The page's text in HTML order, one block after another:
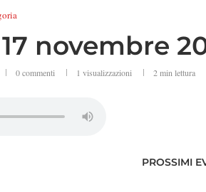
novembre
0 commenti 1 visualizzazioni 2 min lettura
PROSSIMI